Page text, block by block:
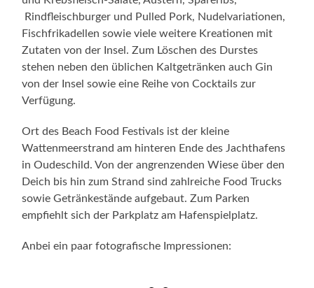
Rindfleischburger und Pulled Pork, Nudelvariationen,
Fischfrikadellen sowie viele weitere Kreationen mit
Zutaten von der Insel. Zum Löschen des Durstes
stehen neben den üblichen Kaltgetränken auch Gin
von der Insel sowie eine Reihe von Cocktails zur
Verfügung.
Ort des Beach Food Festivals ist der kleine
Wattenmeerstrand am hinteren Ende des Jachthafens
in Oudeschild. Von der angrenzenden Wiese über den
Deich bis hin zum Strand sind zahlreiche Food Trucks
sowie Getränkestände aufgebaut. Zum Parken
empfiehlt sich der Parkplatz am Hafenspielplatz.
Anbei ein paar fotografische Impressionen: